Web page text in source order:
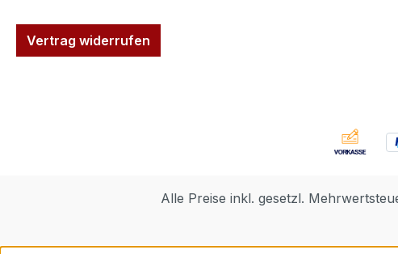
Vertrag widerrufen
Alle Preise inkl. gesetzl.